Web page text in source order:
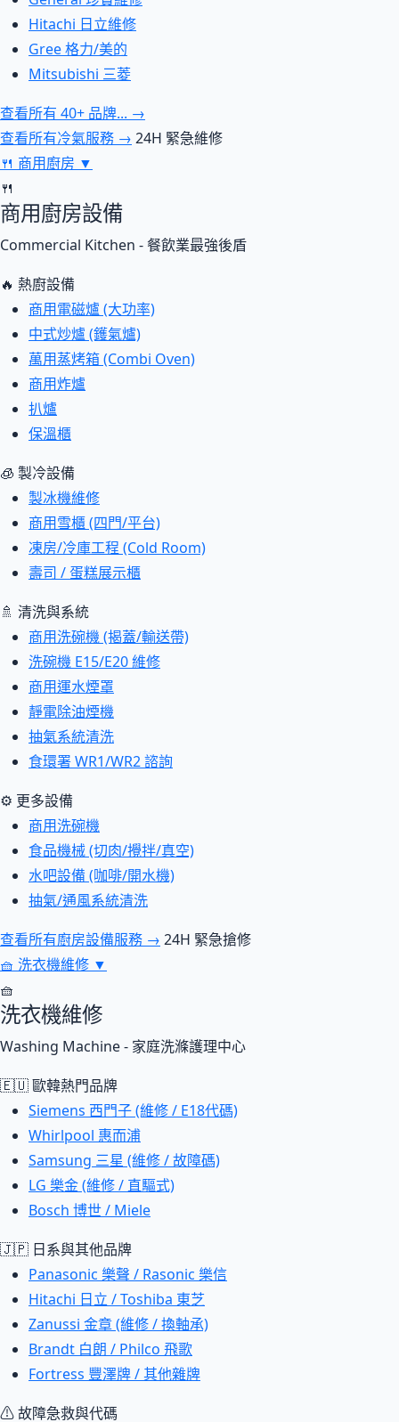
Hitachi 日立維修
Gree 格力/美的
Mitsubishi 三菱
查看所有 40+ 品牌... →
查看所有冷氣服務 → 24H 緊急維修
🍴 商用廚房 ▼
🍴
商用廚房設備
Commercial Kitchen - 餐飲業最強後盾
🔥 熱廚設備
商用電磁爐 (大功率)
中式炒爐 (鑊氣爐)
萬用蒸烤箱 (Combi Oven)
商用炸爐
扒爐
保溫櫃
🧊 製冷設備
製冰機維修
商用雪櫃 (四門/平台)
凍房/冷庫工程 (Cold Room)
壽司 / 蛋糕展示櫃
🚿 清洗與系統
商用洗碗機 (揭蓋/輸送帶)
洗碗機 E15/E20 維修
商用運水煙罩
靜電除油煙機
抽氣系統清洗
食環署 WR1/WR2 諮詢
⚙ 更多設備
商用洗碗機
食品機械 (切肉/攪拌/真空)
水吧設備 (咖啡/開水機)
抽氣/通風系統清洗
查看所有廚房設備服務 → 24H 緊急搶修
🧺 洗衣機維修 ▼
🧺
洗衣機維修
Washing Machine - 家庭洗滌護理中心
🇪🇺 歐韓熱門品牌
Siemens 西門子 (維修 / E18代碼)
Whirlpool 惠而浦
Samsung 三星 (維修 / 故障碼)
LG 樂金 (維修 / 直驅式)
Bosch 博世 / Miele
🇯🇵 日系與其他品牌
Panasonic 樂聲 / Rasonic 樂信
Hitachi 日立 / Toshiba 東芝
Zanussi 金章 (維修 / 換軸承)
Brandt 白朗 / Philco 飛歌
Fortress 豐澤牌 / 其他雜牌
⚠ 故障急救與代碼